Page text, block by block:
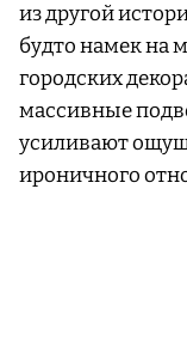
из другой
будто намек на
городских
массивные
усиливают
ироничного